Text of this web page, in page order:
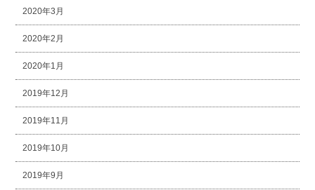
2020年3月
2020年2月
2020年1月
2019年12月
2019年11月
2019年10月
2019年9月